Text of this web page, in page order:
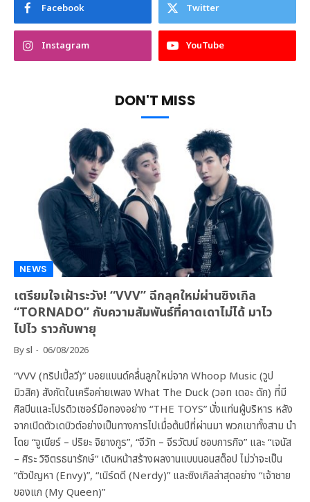
Facebook Twitter
Instagram YouTube
DON'T MISS
NEWS
เตรียมใจเฝ้าระวัง! “VVV” ฉีกลุคใหม่ผ่านซิงเกิล
“TORNADO” กับความสัมพันธ์ที่คาดเดาไม่ได้ มาไว
ไปไว ราวกับพายุ
Bysl 06/08/2026
“VVV (ทริปเปิ้ลวี)” บอยแบนด์คลื่นลูกใหม่จาก Whoop Music (วูป
มิวสิค) สังกัดในเครือค่ายเพลง What The Duck (วอท เดอะ ดัก) ที่มี
ศิลปินและโปรดิวเซอร์มือทองอย่าง “THE TOYS” นั่งแท่นผู้บริหาร หลัง
จากเปิดตัวเดบิวต์อย่างเป็นทางการไปเมื่อต้นปีที่ผ่านมา พวกเขาทั้งสาม นำ
โดย “จูเนียร์ – ปริยะ จิยางกูร”, “จีวัท – จีรวัฒน์ ชอบการกิจ” และ “เจนัส
– ศิระ วิจิตรธนารักษ์” เดินหน้าสร้างผลงานแบบนอนสต็อป ไม่ว่าจะเป็น
“ตัวปัญหา (Envy)”, “เนิร์ดดี (Nerdy)” และซิงเกิลล่าสุดอย่าง “เจ้าชาย
ของแก (My Queen)”